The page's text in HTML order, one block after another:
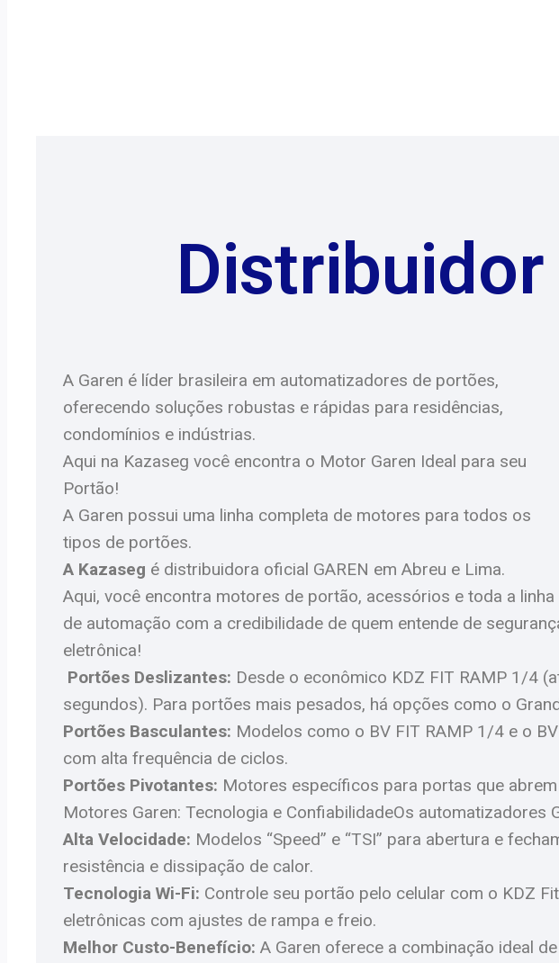
A Garen é líder brasileira em automatizadores de portões,
oferecendo soluções robustas e rápidas para residências,
condomínios e indústrias.
Aqui na Kazaseg você encontra o Motor Garen Ideal para seu
Portão!
A Garen possui uma linha completa de motores para todos os
tipos de portões.
A Kazaseg é distribuidora oficial GAREN em Abreu e Lima.
Aqui, você encontra motores de portão, acessórios e toda a linha
de automação com a credibilidade de quem entende de
eletrônica!
Portões Deslizantes: Desde o econômico KDZ FIT RAMP 1/4
segundos). Para portões mais pesados, há opções como o
Portões Basculantes: Modelos como o BV FIT RAMP 1/4 e o
com alta frequência de ciclos.
Portões Pivotantes: Motores específicos para portas que
Motores Garen: Tecnologia e ConfiabilidadeOs automatizadores
Alta Velocidade: Modelos “Speed” e “TSI” para abertura e
resistência e dissipação de calor.
Tecnologia Wi-Fi: Controle seu portão pelo celular com o KDZ
eletrônicas com ajustes de rampa e freio.
Melhor Custo-Benefício: A Garen oferece a combinação ideal